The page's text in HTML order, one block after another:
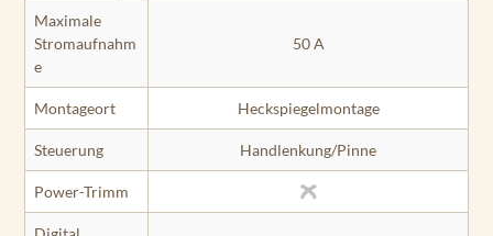
Maximale
Stromaufnahm
e
50 A
Montageort Heckspiegelmontage
Steuerung Handlenkung/Pinne
Power-Trimm